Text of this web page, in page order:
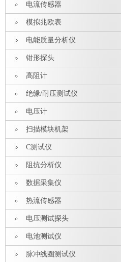
电流传感器
模拟兆欧表
电能质量分析仪
钳形探头
高阻计
绝缘/耐压测试仪
电压计
扫描模块机架
C测试仪
阻抗分析仪
数据采集仪
热流传感器
电压测试探头
电池测试仪
脉冲线圈测试仪